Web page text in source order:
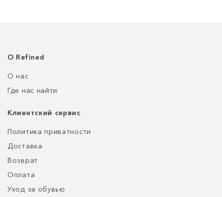
О Refined
О нас
Где нас найти
Клиентский сервис
Политика приватности
Доставка
Возврат
Оплата
Уход за обувью